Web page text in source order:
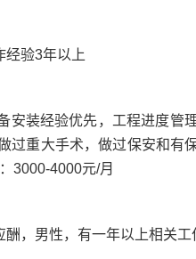
经验3年以上
装经验优先，工程进度管
重大手术，做过保安和有
3000-4000元/月
，男性，有一年以上相关